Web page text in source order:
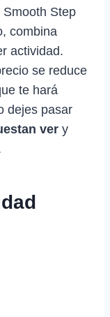
Step
combina
actividad.
se reduce
te hará
dejes pasar
ver y